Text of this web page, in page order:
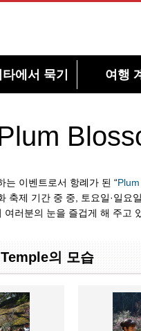
에서 묵기 여행
는 이벤트로서 항례가 된 “
축제 기간 중 중, 토요일·일요
러분의 눈을 즐겁게 해 주고
의 모습